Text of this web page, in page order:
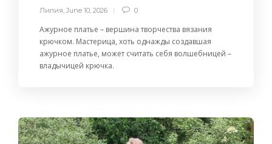
Лилия, June 10, 2026 0
Ажурное платье – вершина творчества вязания
крючком. Мастерица, хоть однажды создавшая
ажурное платье, может считать себя волшебницей –
владычицей крючка.